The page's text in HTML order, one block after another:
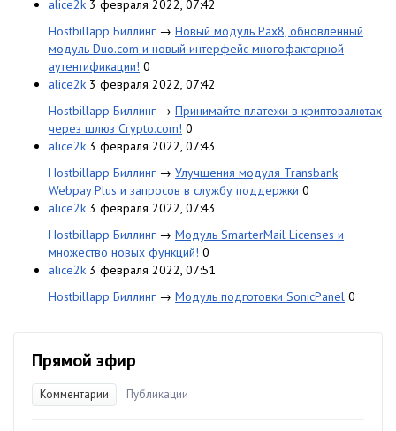
alice2k 3 февраля 2022, 07:42
Hostbillapp Биллинг → Новый модуль Pax8, обновленный
модуль Duo.com и новый интерфейс многофакторной
аутентификации! 0
alice2k 3 февраля 2022, 07:42
Hostbillapp Биллинг → Принимайте платежи в криптовалютах
через шлюз Crypto.com! 0
alice2k 3 февраля 2022, 07:43
Hostbillapp Биллинг → Улучшения модуля Transbank
Webpay Plus и запросов в службу поддержки 0
alice2k 3 февраля 2022, 07:43
Hostbillapp Биллинг → Модуль SmarterMail Licenses и
множество новых функций! 0
alice2k 3 февраля 2022, 07:51
Hostbillapp Биллинг → Модуль подготовки SonicPanel 0
Прямой эфир
Комментарии Публикации